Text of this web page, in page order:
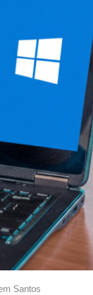
Santos